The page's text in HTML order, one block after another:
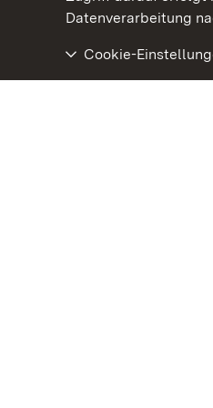
Datenverarbeitung
Cookie-